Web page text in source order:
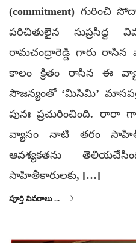
(commitment) గురించి
పరిచితులైన సుప్రసిద్ధ
రామచంద్రారెడ్డి గారు
కాలం క్రితం రాసిన ఈ
సౌజన్యంతో ‘మిసిమి’
పునః ప్రచురించింది.
వ్యాసం నాటి తరం
ఆవశ్యకతను
సాహితీకారులకు, […]
పూర్తి వివరాలు ...